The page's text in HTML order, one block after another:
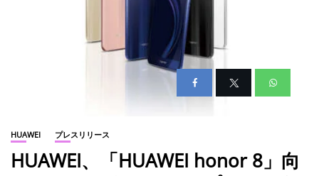
HUAWEI プレスリリース
HUAWEI、「HUAWEI honor 8」向